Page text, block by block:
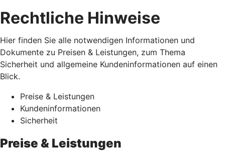
Rechtliche Hinweise
Hier finden Sie alle notwendigen Informationen und
Dokumente zu Preisen & Leistungen, zum Thema
Sicherheit und allgemeine Kundeninformationen auf einen
Blick.
Preise & Leistungen
Kundeninformationen
Sicherheit
Preise & Leistungen